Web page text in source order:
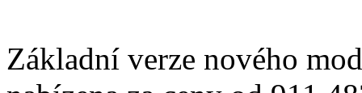
Základní verze nového